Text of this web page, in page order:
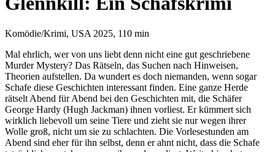
Komödie/Krimi, USA 2025, 110 min
Mal ehrlich, wer von uns liebt denn nicht eine gut geschriebene
Murder Mystery? Das Rätseln, das Suchen nach Hinweisen,
Theorien aufstellen. Da wundert es doch niemanden, wenn sogar
Schafe diese Geschichten interessant finden. Eine ganze Herde
rätselt Abend für Abend bei den Geschichten mit, die Schäfer
George Hardy (Hugh Jackman) ihnen vorliest. Er kümmert sich
wirklich liebevoll um seine Tiere und zieht sie nur wegen ihrer
Wolle groß, nicht um sie zu schlachten. Die Vorlesestunden am
Abend sind eher für ihn selbst, denn er ahnt nicht, dass die Schafe